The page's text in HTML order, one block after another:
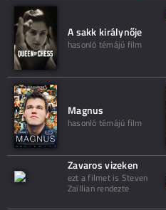
A sakk királynője
hasonló témájú film
Magnus
hasonló témájú film
Zavaros vizeken
ezt a filmet is Steven
Zaillian rendezte